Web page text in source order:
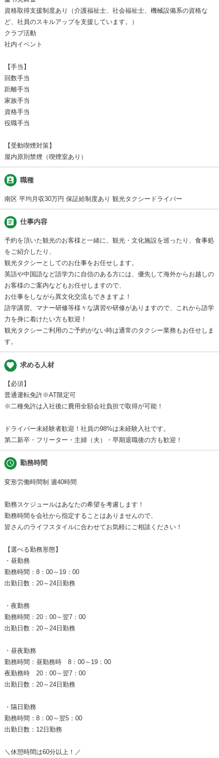
資格取得支援制度あり（介護福祉士、社会福祉士、機械設備系の資格な
ど、社員のスキルアップを支援しています。）
クラブ活動
社内イベント
【手当】
回数手当
距離手当
家族手当
資格手当
役職手当
【受動喫煙対策】
屋内原則禁煙（喫煙室あり）
assignment_ind 職種
南区 平均月収30万円 保証給制度あり 観光タクシードライバー
assignment 仕事内容
予約を頂いた観光のお客様と一緒に、観光・文化施設を巡ったり、食事処
をご紹介したり、
観光タクシーとしてのお仕事をお任せします。
英語や中国語など語学力に自信のある方には、優先して海外からお越しの
お客様のご案内などもお任せしますので、
お仕事をしながら異文化交流もできますよ！
語学講習、マナー研修等様々な講習や研修がありますので、これから語学
力を身に着けたい方も歓迎！
観光タクシーご利用のご予約がない時は通常のタクシー業務もお任せしま
す。
favorite 求める人材
【必須】
普通運転免許※AT限定可
※二種免許は入社後に費用全額会社負担で取得が可能！
ドライバー未経験者歓迎！社員の98%は未経験入社です。
第二新卒・フリーター・主婦（夫）・早期退職後の方も歓迎！
schedule 勤務時間
変形労働時間制 週40時間
勤務スケジュールはあなたの希望を考慮します！
勤務時間を会社から指定することはありませんので、
皆さんのライフスタイルに合わせてお気軽にご相談ください！
【選べる勤務形態】
・昼勤務
勤務時間：8：00～19：00
出勤日数：20～24日勤務
・夜勤務
勤務時間：20：00～翌7：00
出勤日数：20～24日勤務
・昼夜勤務
勤務時間：昼勤務時 8：00～19：00
夜勤務時 20：00～翌7：00
出勤日数：20～24日勤務
・隔日勤務
勤務時間：8：00～翌5：00
出勤日数：12日勤務
＼休憩時間は60分以上！／